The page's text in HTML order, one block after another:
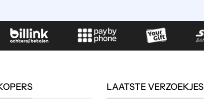
LAATSTE VERZOEKJES